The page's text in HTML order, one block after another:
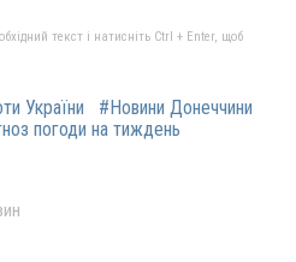
текст і натисніть Ctrl + Enter, щоб
України
#Новини Донеччини
погоди на тиждень